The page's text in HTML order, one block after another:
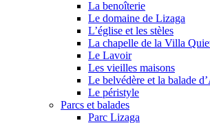
La benoîterie
Le domaine de Lizaga
L’église et les stèles
La chapelle de la Villa
Le Lavoir
Les vieilles maisons
Le belvédère et la balade
Le péristyle
Parcs et balades
Parc Lizaga